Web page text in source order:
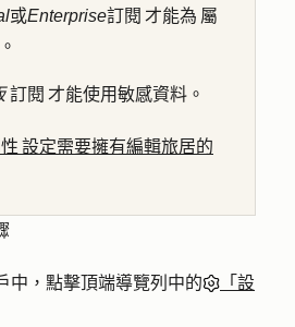
或Enterprise訂閱 才能為 屬
訂閱 才能使用敏感資料。
設定需要擁有編輯旅居的
中，點擊頂端導覽列中的
「設